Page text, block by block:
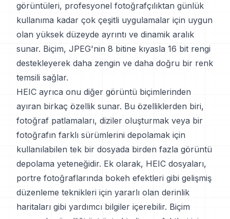
görüntüleri, profesyonel fotoğrafçılıktan günlük
kullanıma kadar çok çeşitli uygulamalar için uygun
olan yüksek düzeyde ayrıntı ve dinamik aralık
sunar. Biçim, JPEG'nin 8 bitine kıyasla 16 bit rengi
destekleyerek daha zengin ve daha doğru bir renk
temsili sağlar.
HEIC ayrıca onu diğer görüntü biçimlerinden
ayıran birkaç özellik sunar. Bu özelliklerden biri,
fotoğraf patlamaları, diziler oluşturmak veya bir
fotoğrafın farklı sürümlerini depolamak için
kullanılabilen tek bir dosyada birden fazla görüntü
depolama yeteneğidir. Ek olarak, HEIC dosyaları,
portre fotoğraflarında bokeh efektleri gibi gelişmiş
düzenleme teknikleri için yararlı olan derinlik
haritaları gibi yardımcı bilgiler içerebilir. Biçim